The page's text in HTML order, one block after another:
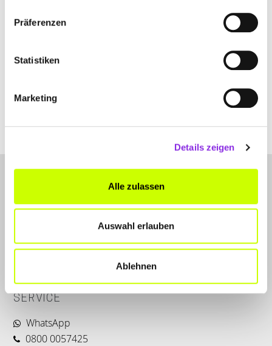
Präferenzen
Statistiken
Marketing
Details zeigen
Alle zulassen
Auswahl erlauben
Ablehnen
WASCHKEWITZ BERND FLIESENLEGER
waschkewitz-bernd-fliesenleger.weblocator.de
LET'S CONNECT
SERVICE
WhatsApp
0800 0057425